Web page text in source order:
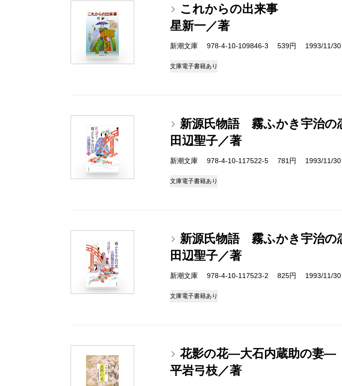
これからの出来事
星新一／著
新潮文庫 978-4-10-109846-3 539円 1993/11/30
文庫電子書籍あり
新源氏物語 霧ふかき宇治の
田辺聖子／著
新潮文庫 978-4-10-117522-5 781円 1993/11/30
文庫電子書籍あり
新源氏物語 霧ふかき宇治の
田辺聖子／著
新潮文庫 978-4-10-117523-2 825円 1993/11/30
文庫電子書籍あり
花影の花―大石内蔵助の妻―
平岩弓枝／著